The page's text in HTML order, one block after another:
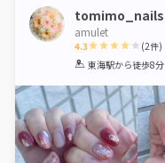
tomimo_nails
amulet
4.3
1 2 3 4 5
(2件)
東海駅から徒歩8分